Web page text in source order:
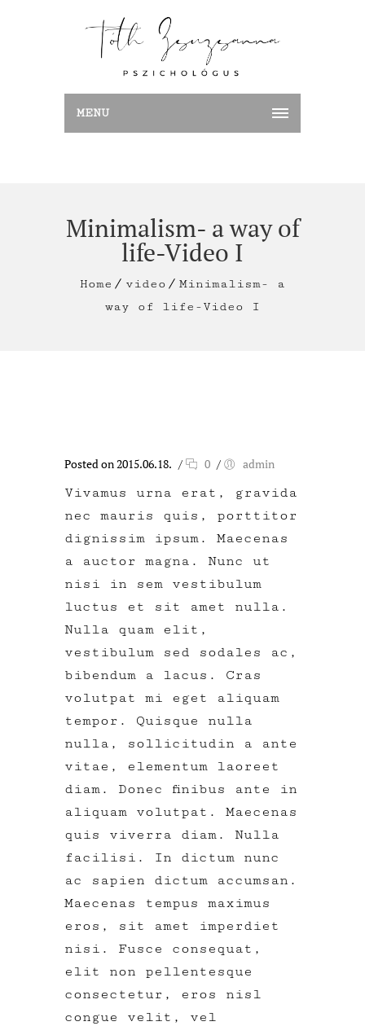
MENU
Minimalism- a way of
life-Video I
Home video
Minimalism- a
way of life-Video I
Posted on 2015.06.18. / 0 / admin
Vivamus urna erat, gravida
nec mauris quis, porttitor
dignissim ipsum. Maecenas
a auctor magna. Nunc ut
nisi in sem vestibulum
luctus et sit amet nulla.
Nulla quam elit,
vestibulum sed sodales ac,
bibendum a lacus. Cras
volutpat mi eget aliquam
tempor. Quisque nulla
nulla, sollicitudin a ante
vitae, elementum laoreet
diam. Donec finibus ante in
aliquam volutpat. Maecenas
quis viverra diam. Nulla
facilisi. In dictum nunc
ac sapien dictum accumsan.
Maecenas tempus maximus
eros, sit amet imperdiet
nisi. Fusce consequat,
elit non pellentesque
consectetur, eros nisl
congue velit, vel